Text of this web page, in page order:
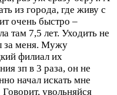
из города, где живу с
очень быстро –
там 7,5 лет. Уходить не
за меня. Мужу
филиал их
зп в 3 раза, он не
начал искать мне
увольняйся